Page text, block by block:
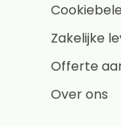
Zakelijke
Offerte
Over ons